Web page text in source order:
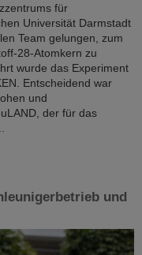
für
Universität Darmstadt
Team gelungen, zum
28-Atomkern zu
wurde das Experiment
Entscheidend war
und
der für das
und